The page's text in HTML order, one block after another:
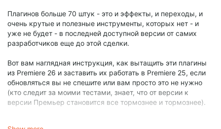
Плагинов больше 70 штук - это и эффекты, и переходы, и
очень крутые и полезные инструменты, которых нет - и
уже не будет - в последней доступной версии от самих
разработчиков еще до этой сделки.
Вот вам наглядная инструкция, как вытащить эти плагины
из Premiere 26 и заставить их работать в Premiere 25, если
обновляться вы не спешите или вам просто это не нужно
(кто следит за моими тестами, знает, что от версии к
версии Премьер становится все тормознее и тормознее).